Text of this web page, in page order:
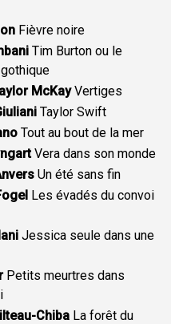
Fièvre noire
Tim Burton ou le
McKayVertiges
Taylor Swift
Tout au bout de la mer
Vera dans son monde
Un été sans fin
Les évadés du convoi
Jessica seule dans une
Petits meurtres dans
Chiba La forêt du